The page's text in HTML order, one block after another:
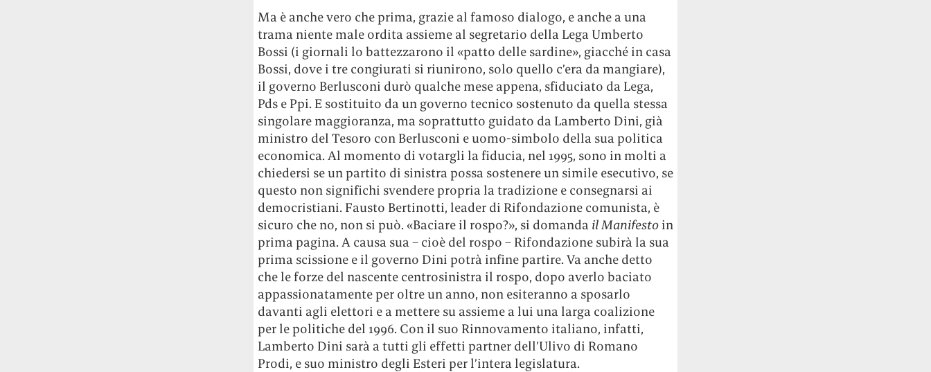
Ma è anche vero che prima, grazie al famoso dialogo, e anche a una
trama niente male ordita assieme al segretario della Lega Umberto
Bossi (i giornali lo battezzarono il «patto delle sardine», giacché in casa
Bossi, dove i tre congiurati si riunirono, solo quello c’era da mangiare),
il governo Berlusconi durò qualche mese appena, sfiduciato da Lega,
Pds e Ppi. E sostituito da un governo tecnico sostenuto da quella stessa
singolare maggioranza, ma soprattutto guidato da Lamberto Dini, già
ministro del Tesoro con Berlusconi e uomo-simbolo della sua politica
economica. Al momento di votargli la fiducia, nel 1995, sono in molti a
chiedersi se un partito di sinistra possa sostenere un simile esecutivo, se
questo non significhi svendere propria la tradizione e consegnarsi ai
democristiani. Fausto Bertinotti, leader di Rifondazione comunista, è
sicuro che no, non si può. «Baciare il rospo?», si domanda il Manifestoin
prima pagina. A causa sua – cioè del rospo – Rifondazione subirà la sua
prima scissione e il governo Dini potrà infine partire. Va anche detto
che le forze del nascente centrosinistra il rospo, dopo averlo baciato
appassionatamente per oltre un anno, non esiteranno a sposarlo
davanti agli elettori e a mettere su assieme a lui una larga coalizione
per le politiche del 1996. Con il suo Rinnovamento italiano, infatti,
Lamberto Dini sarà a tutti gli effetti partner dell’Ulivo di Romano
Prodi, e suo ministro degli Esteri per l’intera legislatura.